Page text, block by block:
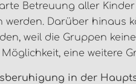
Betreuung aller
werden. Darüber hinaus
weil die Gruppen
Möglichkeit, eine weitere
in der